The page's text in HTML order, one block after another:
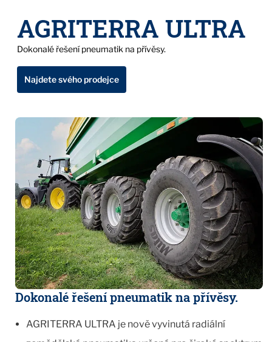
AGRITERRA ULTRA
Dokonalé řešení pneumatik na přívěsy.
Najdete svého prodejce
Dokonalé řešení pneumatik na přívěsy.
AGRITERRA ULTRA je nově vyvinutá radiální